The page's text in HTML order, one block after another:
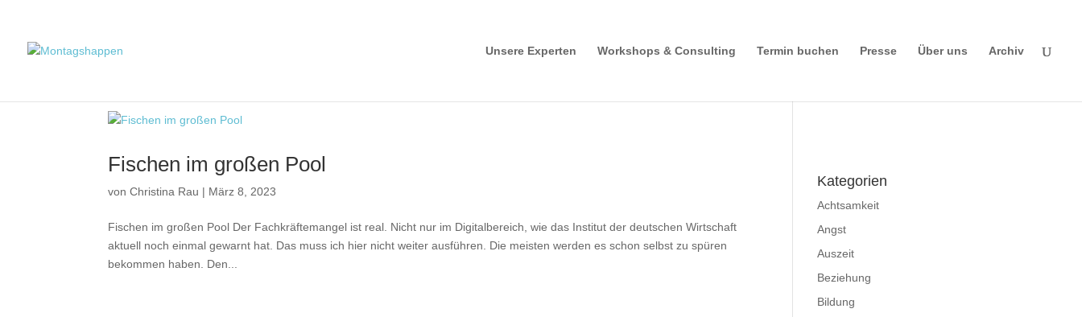
Unsere Experten Workshops & Consulting Termin buchen Presse Über uns Archiv
Fischen im großen Pool
vonChristina Rau | März 8, 2023
Fischen im großen Pool Der Fachkräftemangel ist real. Nicht nur im Digitalbereich, wie das Institut der deutschen Wirtschaft
aktuell noch einmal gewarnt hat. Das muss ich hier nicht weiter ausführen. Die meisten werden es schon selbst zu spüren
bekommen haben. Den...
Kategorien
Achtsamkeit
Angst
Auszeit
Beziehung
Bildung